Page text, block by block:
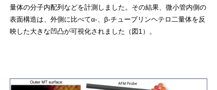
量体の分子内配列などを計測しました。その結果、微小管内側の
表面構造は、外側に比べてα-、β-チューブリンヘテロ二量体を反
映した大きな凹凸が可視化されました（図1）。